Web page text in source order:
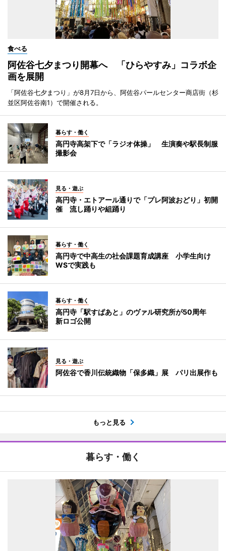
食べる
阿佐谷七夕まつり開幕へ 「ひらやすみ」コラボ企
画を展開
「阿佐谷七夕まつり」が8月7日から、阿佐谷パールセンター商店街（杉
並区阿佐谷南1）で開催される。
暮らす・働く
高円寺高架下で「ラジオ体操」 生演奏や駅長制服
撮影会
見る・遊ぶ
高円寺・エトアール通りで「プレ阿波おどり」初開
催 流し踊りや組踊り
暮らす・働く
高円寺で中高生の社会課題育成講座 小学生向け
WSで実践も
暮らす・働く
高円寺「駅すぱあと」のヴァル研究所が50周年
新ロゴ公開
見る・遊ぶ
阿佐谷で香川伝統織物「保多織」展 パリ出展作も
もっと見る
暮らす・働く